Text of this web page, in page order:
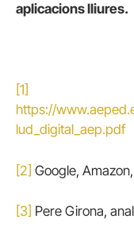
aplicacions lliures.
[1]
https://
lud_digital_aep.pdf
[2] Google,
[3] Pere Girona,